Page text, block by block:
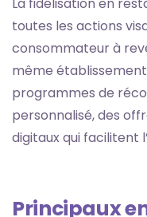
toutes les actions
consommateur à
même
programmes de
personnalisé, des
digitaux qui facilitent
Principaux